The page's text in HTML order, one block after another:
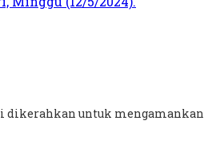
dikerahkan untuk mengamankan